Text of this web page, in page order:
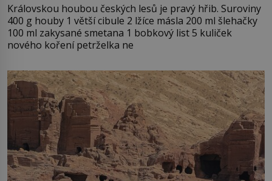
Královskou houbou českých lesů je pravý hřib. Suroviny
400 g houby 1 větší cibule 2 lžíce másla 200 ml šlehačky
100 ml zakysané smetana 1 bobkový list 5 kuliček
nového koření petrželka ne